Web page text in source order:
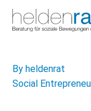
By heldenrat
Social